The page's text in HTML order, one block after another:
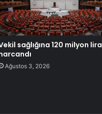
sağlığına 120 milyon lira
Ağustos 3, 2026